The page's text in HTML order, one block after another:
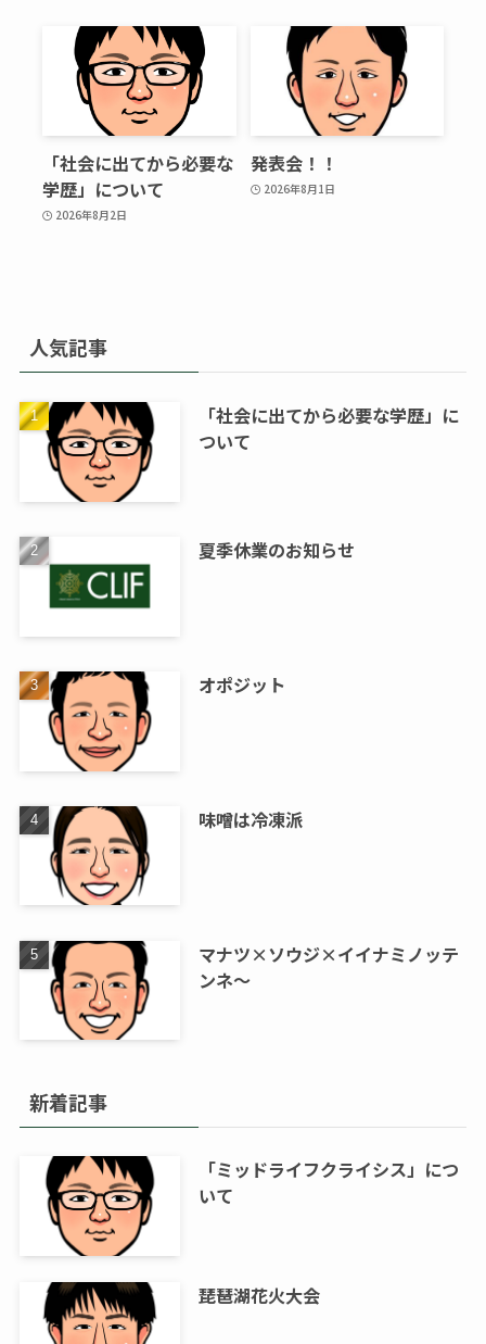
「社会に出てから必要な
学歴」について
2026年8月2日
発表会！！
2026年8月1日
人気記事
「社会に出てから必要な学歴」に
ついて
夏季休業のお知らせ
オポジット
味噌は冷凍派
マナツ×ソウジ×イイナミノッテ
ンネ～
新着記事
「ミッドライフクライシス」につ
いて
琵琶湖花火大会